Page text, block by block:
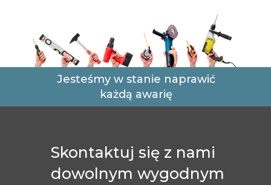
Jesteśmy w stanie naprawić
każdą awarię
Skontaktuj się z nami
dowolnym wygodnym